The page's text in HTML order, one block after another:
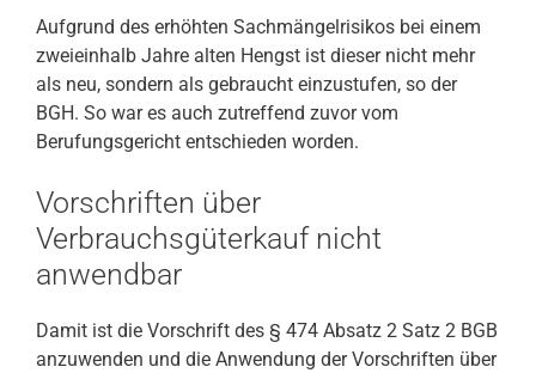
Aufgrund des erhöhten Sachmängelrisikos bei einem
zweieinhalb Jahre alten Hengst ist dieser nicht mehr
als neu, sondern als gebraucht einzustufen, so der
BGH. So war es auch zutreffend zuvor vom
Berufungsgericht entschieden worden.
Vorschriften über
Verbrauchsgüterkauf nicht
anwendbar
Damit ist die Vorschrift des § 474 Absatz 2 Satz 2 BGB
anzuwenden und die Anwendung der Vorschriften über